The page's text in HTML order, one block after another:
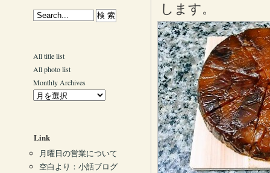
します。
All title list
All photo list
Monthly Archives
Link
月曜日の営業について
空白より：小話ブログ